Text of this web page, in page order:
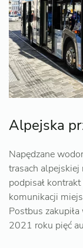
Alpejska
Napędzane
trasach
podpisał
komunikacji
Postbus
2021 roku pięć